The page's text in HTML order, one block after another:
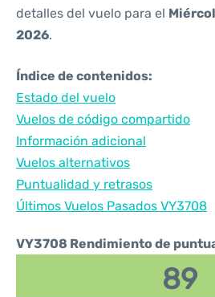
detalles del vuelo para el
2026.
Índice de contenidos:
Estado del vuelo
Vuelos de código compartido
Información adicional
Vuelos alternativos
Puntualidad y retrasos
Últimos Vuelos Pasados VY3708
VY3708 Rendimiento de
89